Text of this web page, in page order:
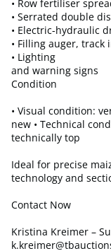
• Row fertiliser
• Serrated double
• Electric-hydraulic
• Filling auger, track
• Lighting
and warning signs
Condition
• Visual condition:
new • Technical
technically top
Ideal for precise
technology and
Contact Now
Kristina Kreimer –